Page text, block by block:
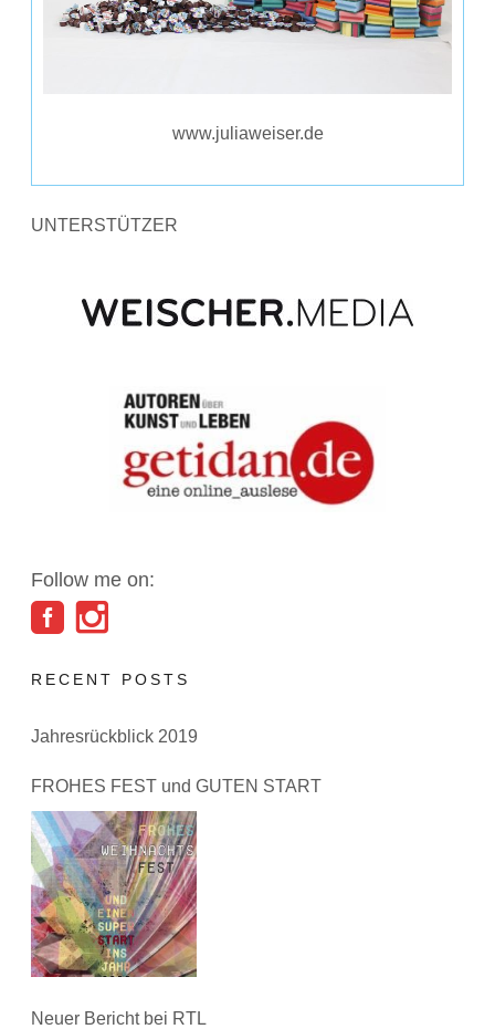
www.juliaweiser.de
UNTERSTÜTZER
Follow me on:
RECENT POSTS
Jahresrückblick 2019
FROHES FEST und GUTEN START
Neuer Bericht bei RTL